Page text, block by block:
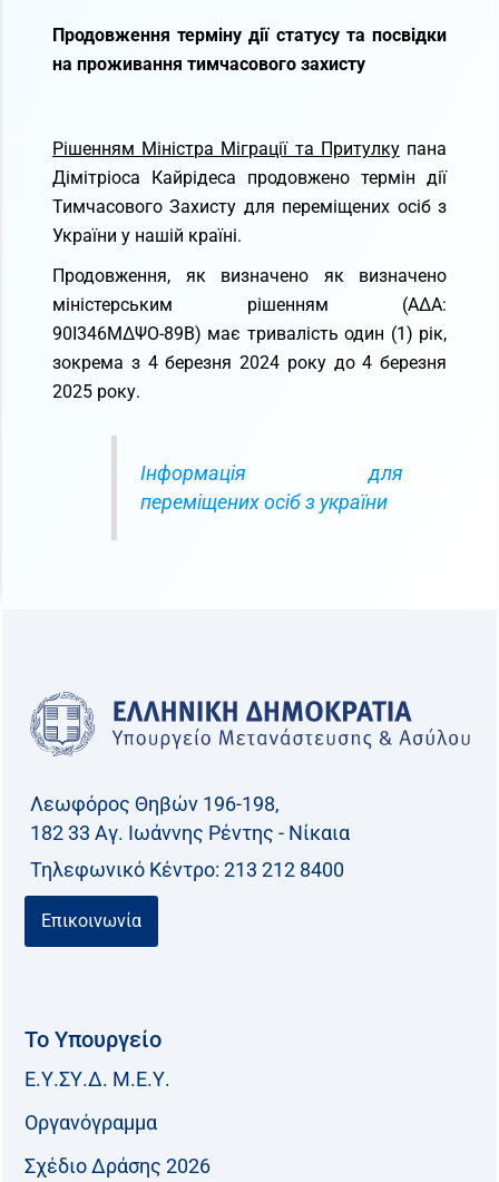
Продовженнятерміну дії статусу та посвідки
на проживання тимчасового захисту
Рішенням Міністра Міграції та Притулкупана
Дімітріоса Кайрідеса продовжено термін дії
Тимчасового Захисту для переміщених осіб з
України у нашій країні.
Продовження, як визначено як визначено
міністерським рішенням (ΑΔΑ:
90Ι346ΜΔΨΟ-89Β) має тривалість один (1) рік,
зокрема з 4 березня 2024 року до 4 березня
2025 року.
Iнформація для
переміщених осіб з україни
Λεωφόρος Θηβών 196-198,
182 33 Aγ. Ιωάννης Ρέντης - Νίκαια
Τηλεφωνικό Kέντρο: 213 212 8400
Επικοινωνία
Το Υπουργείο
Ε.Υ.ΣΥ.Δ. Μ.Ε.Υ.
Οργανόγραμμα
Σχέδιο Δράσης 2026